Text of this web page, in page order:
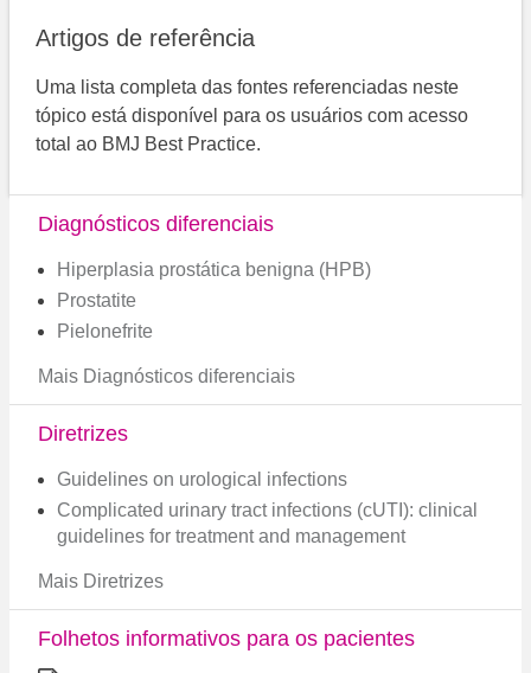
Artigos de referência
Uma lista completa das fontes referenciadas neste
tópico está disponível para os usuários com acesso
total ao BMJ Best Practice.
Diagnósticos diferenciais
Hiperplasia prostática benigna (HPB)
Prostatite
Pielonefrite
Mais Diagnósticos diferenciais
Diretrizes
Guidelines on urological infections
Complicated urinary tract infections (cUTI): clinical
guidelines for treatment and management
Mais Diretrizes
Folhetos informativos para os pacientes